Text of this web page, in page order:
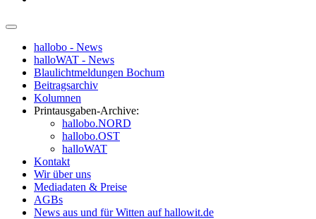
hallobo - News
halloWAT - News
Blaulichtmeldungen Bochum
Beitragsarchiv
Kolumnen
Printausgaben-Archive:
hallobo.NORD
hallobo.OST
halloWAT
Kontakt
Wir über uns
Mediadaten & Preise
AGBs
News aus und für Witten auf hallowit.de